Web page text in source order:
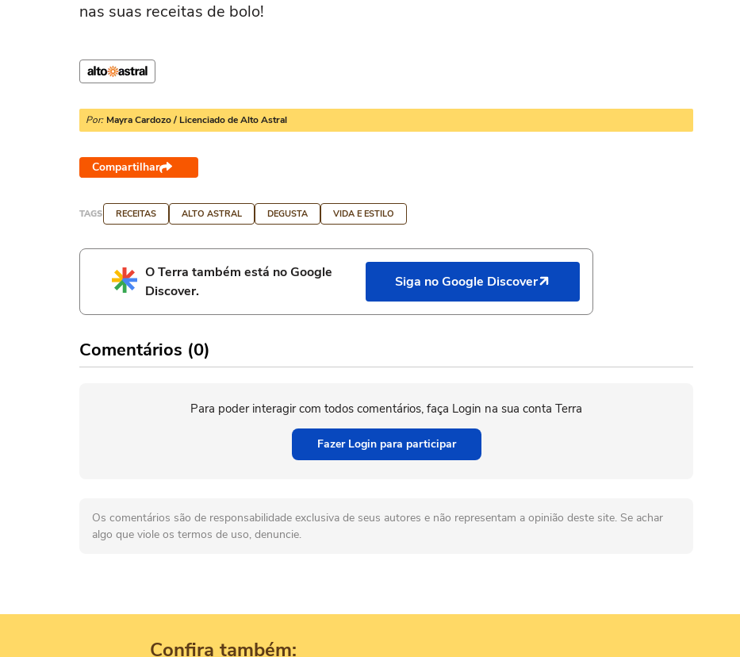
nas suas receitas de bolo!
Por: Mayra Cardozo / Licenciado de Alto Astral
Compartilhar
TAGS RECEITAS ALTO ASTRAL DEGUSTA VIDA E ESTILO
O Terra também está no Google
Discover.
Siga no Google Discover
Comentários (0)
Para poder interagir com todos comentários, faça Login na sua conta Terra
Fazer Login para participar
Os comentários são de responsabilidade exclusiva de seus autores e não representam a opinião deste site. Se achar
algo que viole os termos de uso, denuncie.
Confira também: